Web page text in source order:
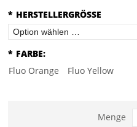
* HERSTELLERGRÖSSE
* FARBE:
Fluo Orange
Fluo Yellow
Menge